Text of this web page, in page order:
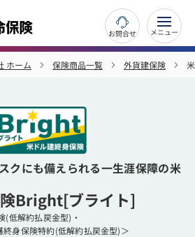
お問合せ
ホーム 保険商品一覧 外貨建保険
クにも備えられる一生涯保障の米
Bright[ブライト]
(低解約払戻金型)・
身保険特約(低解約払戻金型)＞